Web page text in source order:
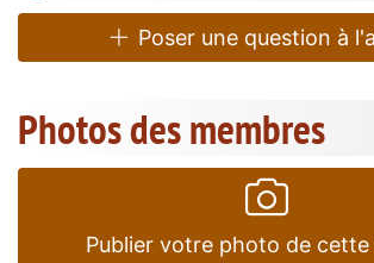
Poser une question à
Photos des membres
Publier votre photo de